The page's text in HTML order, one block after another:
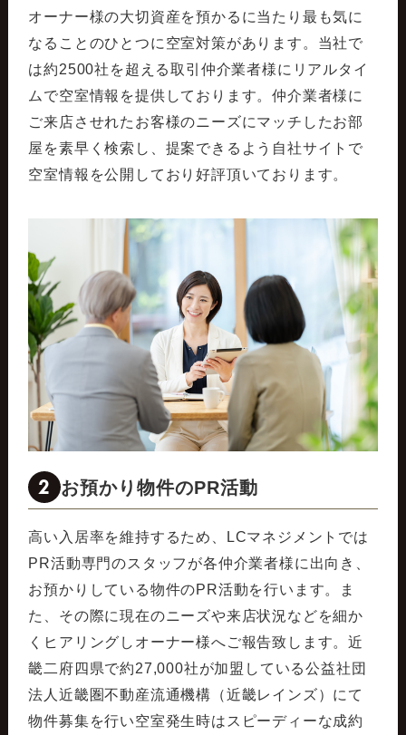
オーナー様の大切資産を預かるに当たり最も気に
なることのひとつに空室対策があります。当社で
は約2500社を超える取引仲介業者様にリアルタイ
ムで空室情報を提供しております。仲介業者様に
ご来店させれたお客様のニーズにマッチしたお部
屋を素早く検索し、提案できるよう自社サイトで
空室情報を公開しており好評頂いております。
2 お預かり物件のPR活動
高い入居率を維持するため、LCマネジメントでは
PR活動専門のスタッフが各仲介業者様に出向き、
お預かりしている物件のPR活動を行います。ま
た、その際に現在のニーズや来店状況などを細か
くヒアリングしオーナー様へご報告致します。近
畿二府四県で約27,000社が加盟している公益社団
法人近畿圏不動産流通機構（近畿レインズ）にて
物件募集を行い空室発生時はスピーディーな成約